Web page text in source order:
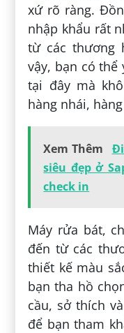
xứ rõ ràng.
nhập khẩu rất
từ các thương
vậy, bạn có thể
tại đây mà
hàng nhái,
Xem Thêm
siêu đẹp ở
check in
Máy rửa bát,
đến từ các
thiết kế màu
bạn tha hồ
cầu, sở thích
để bạn tham